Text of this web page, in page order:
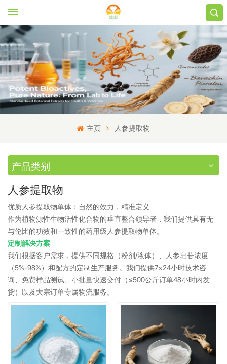
主页 人参提取物
产品类别
人参提取物
优质人参提取物单体：自然的效力，精准定义
作为植物源性生物活性化合物的垂直整合领导者，我们提供具有无
与伦比的功效和一致性的药用级人参提取物单体。
定制解决方案
我们根据客户需求，提供不同规格（粉剂/液体）、人参皂苷浓度
（5%-98%）和配方的定制生产服务。我们提供7×24小时技术咨
询、免费样品测试、小批量快速交付（≤500公斤订单48小时内发
货）以及大宗订单专属物流服务。